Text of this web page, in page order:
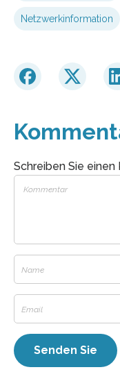
Netzwerkinformation
Schreiben Sie